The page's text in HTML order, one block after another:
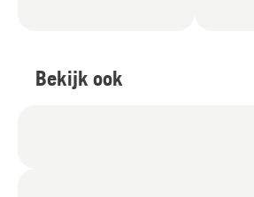
Bekijk ook